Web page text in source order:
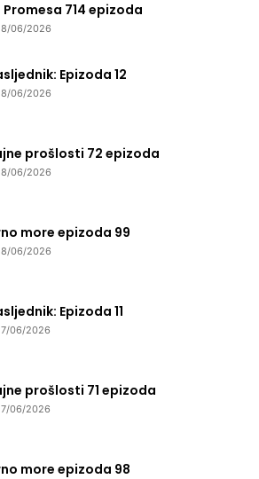
Promesa 714 epizoda
06/2026
Epizoda 12
06/2026
prošlosti 72 epizoda
06/2026
more epizoda 99
06/2026
Epizoda 11
06/2026
prošlosti 71 epizoda
06/2026
more epizoda 98